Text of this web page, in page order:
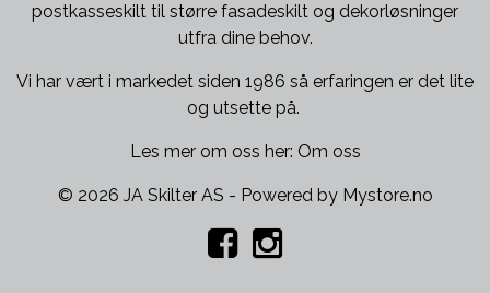
postkasseskilt til større fasadeskilt og dekorløsninger
utfra dine behov.
Vi har vært i markedet siden 1986 så erfaringen er det lite
og utsette på.
Les mer om oss her: Om oss
© 2026 JA Skilter AS - Powered by Mystore.no